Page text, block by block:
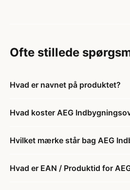
Ofte stillede
Hvad er navnet på produktet?
Hvad koster AEG
Hvilket mærke står bag AEG
Hvad er EAN / Produktid for